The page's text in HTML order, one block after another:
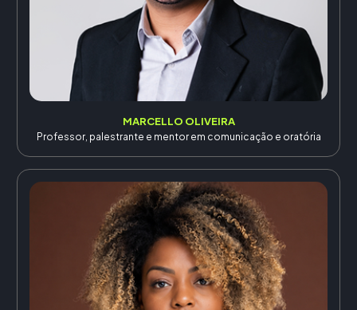
MARCELLO OLIVEIRA
Professor, palestrante e mentor em comunicação e oratória